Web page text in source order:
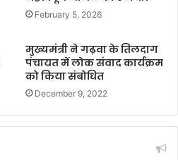
February 5, 2026
मुख्यमंत्री ने गढ़वा के तिलदाग
पंचायत में लोक संवाद कार्यक्रम
को किया संबोधित
December 9, 2022